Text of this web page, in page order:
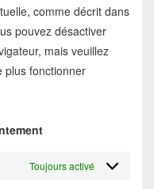
comme décrit dans
pouvez désactiver
mais veuillez
plus fonctionner
Toujours activé